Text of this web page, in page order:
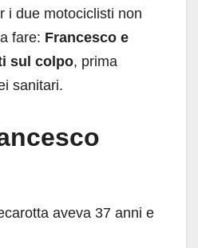
i due motociclisti non
fare: Francesco e
sul colpo, prima
sanitari.
aveva 37 anni e